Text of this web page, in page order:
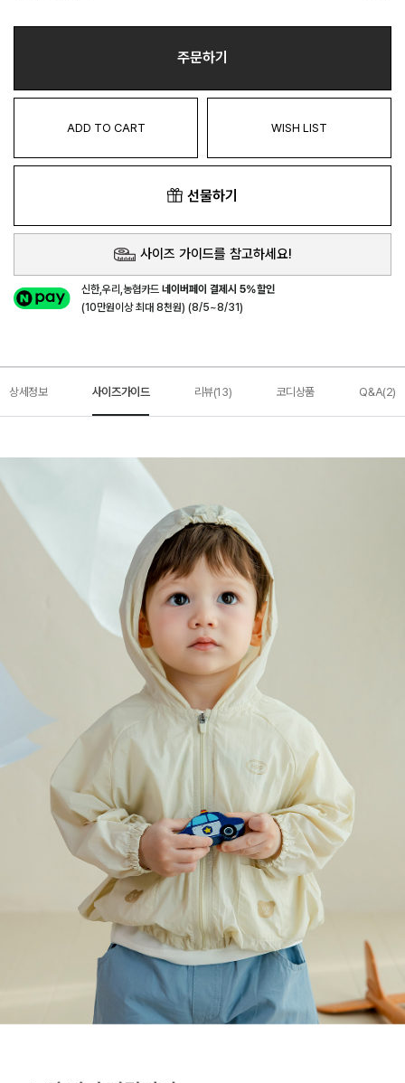
주문하기
ADD TO CART WISH LIST
선물하기
사이즈 가이드를 참고하세요!
신한,우리,농협카드네이버페이 결제시 5%할인
(10만원이상 최대 8천원) (8/5~8/31)
상세정보 사이즈가이드 리뷰(13) 코디상품 Q&A(2)